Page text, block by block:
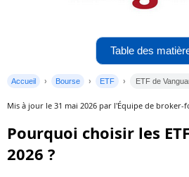
Table des
Accueil Bourse ETF ETF de
Mis à jour le 31 mai 2026 par l'Équipe de broker-
Pourquoi choisir les
2026 ?